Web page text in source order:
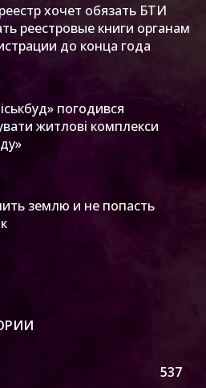
хочет обязать БТИ
реестровые книги органам
до конца года
погодився
житлові комплекси
землю и не попасть
537